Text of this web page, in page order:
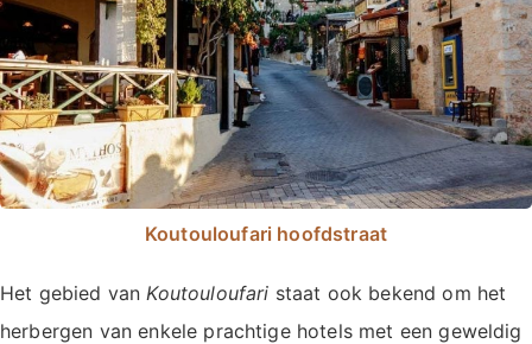
Koutouloufari hoofdstraat
Het gebied van Koutouloufari staat ook bekend om het
herbergen van enkele prachtige hotels met een geweldig